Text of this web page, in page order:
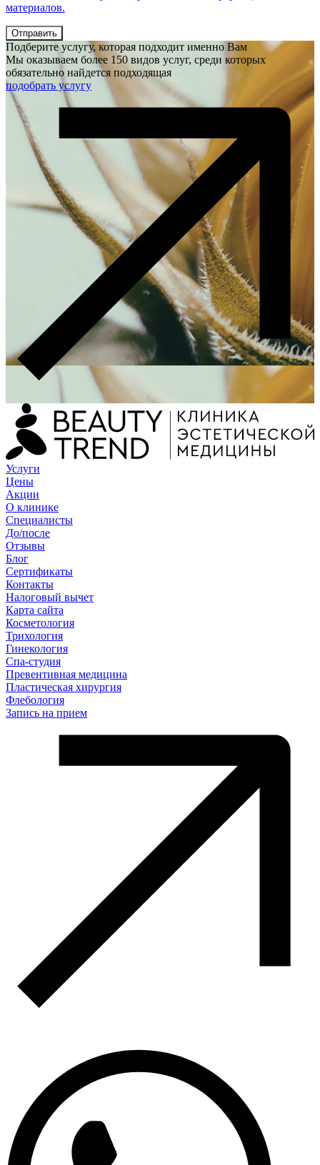
материалов.
Отправить
Подберите услугу, которая подходит именно Вам
Мы оказываем более 150 видов услуг, среди которых
обязательно найдется подходящая
подобрать услугу
Услуги
Цены
Акции
О клинике
Специалисты
До/после
Отзывы
Блог
Сертификаты
Контакты
Налоговый вычет
Карта сайта
Косметология
Трихология
Гинекология
Спа-студия
Превентивная медицина
Пластическая хирургия
Флебология
Запись на прием